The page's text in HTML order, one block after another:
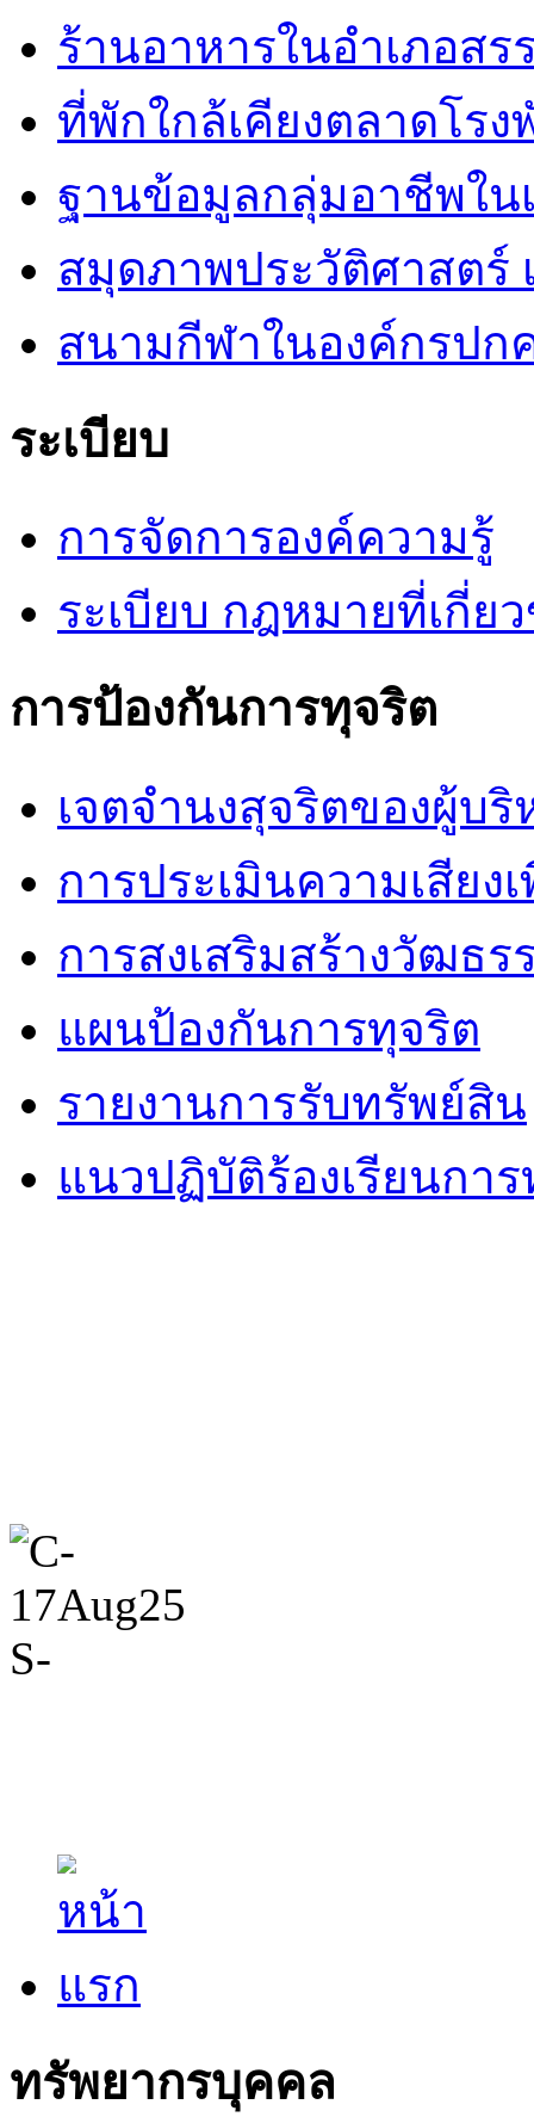
ร้านอาหารในอำเภอสร
ที่พักใกล้เคียงตลาดโรง
ฐานข้อมูลกลุ่มอาชีพใน
สมุดภาพประวัติศาสตร์
สนามกีฬาในองค์กรปก
ระเบียบ
การจัดการองค์ความรู้
ระเบียบ กฎหมายที่เกี่ย
การป้องกันการทุจริต
เจตจำนงสุจริตของผู้บริ
การประเมินความเสียง
การสงเสริมสร้างวัฒธร
แผนป้องกันการทุจริต
รายงานการรับทรัพย์สิน
แนวปฏิบัติร้องเรียนกา
ทรัพยากรบุคคล